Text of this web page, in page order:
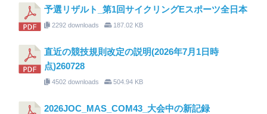
予選リザルト_第1回サイクリングEスポーツ全日本
2292 downloads 187.02 KB
直近の競技規則改定の説明(2026年7月1日時
点)260728
4502 downloads 504.94 KB
2026JOC_MAS_COM43_大会中の新記録